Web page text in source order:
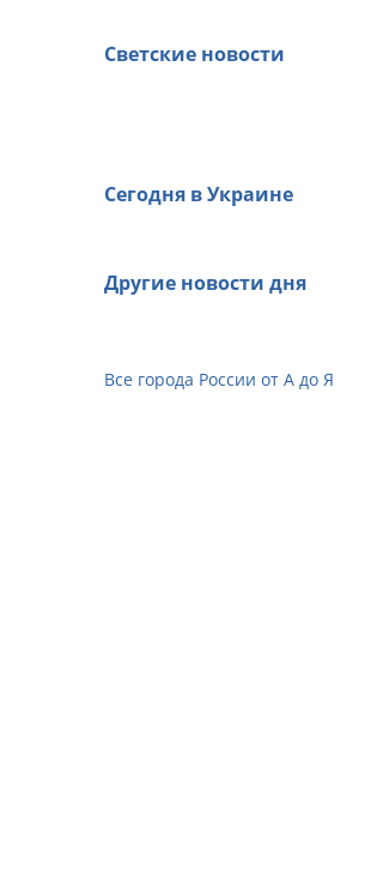
Светские новости
Сегодня в Украине
Другие новости дня
Все города России от А до Я